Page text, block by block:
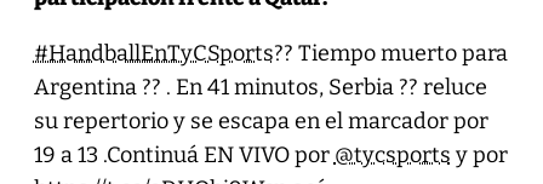
#HandballEnTyCSports?? Tiempo muerto para
Argentina ?? . En 41 minutos, Serbia ?? reluce
su repertorio y se escapa en el marcador por
19 a 13 .Continuá EN VIVO por @tycsports y por